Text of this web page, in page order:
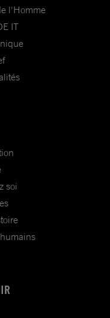
l'Homme
IT
soi